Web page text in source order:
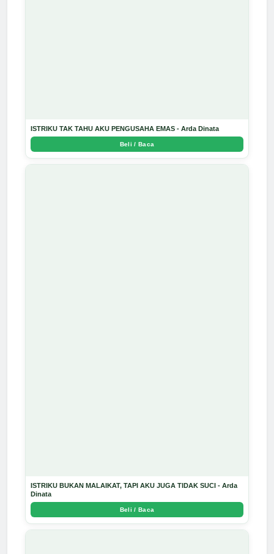
ISTRIKU TAK TAHU AKU PENGUSAHA EMAS - Arda Dinata
Beli / Baca
ISTRIKU BUKAN MALAIKAT, TAPI AKU JUGA TIDAK SUCI - Arda
Dinata
Beli / Baca